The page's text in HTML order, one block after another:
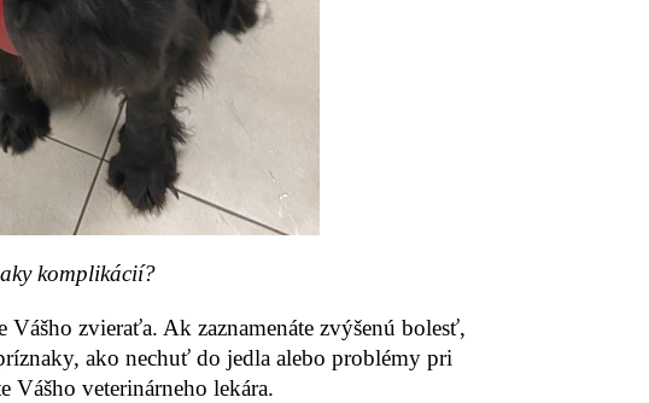
komplikácií?
zvieraťa. Ak zaznamenáte zvýšenú bolesť,
ako nechuť do jedla alebo problémy pri
veterinárneho lekára.